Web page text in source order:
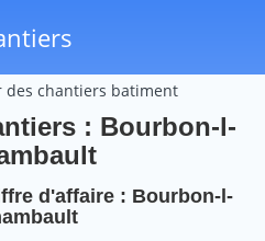
des chantiers batiment
: Bourbon-l-
d'affaire : Bourbon-l-